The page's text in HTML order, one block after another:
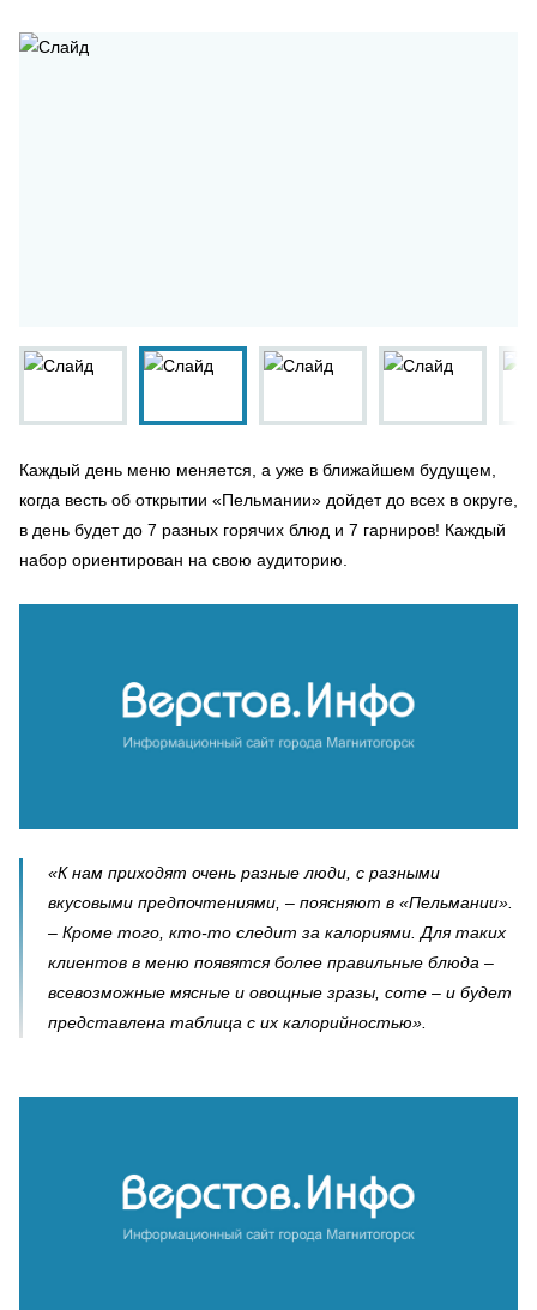
Каждый день меню меняется, а уже в ближайшем будущем,
когда весть об открытии «Пельмании» дойдет до всех в округе,
в день будет до 7 разных горячих блюд и 7 гарниров! Каждый
набор ориентирован на свою аудиторию.
«К нам приходят очень разные люди, с разными
вкусовыми предпочтениями, – поясняют в «Пельмании».
– Кроме того, кто-то следит за калориями. Для таких
клиентов в меню появятся более правильные блюда –
всевозможные мясные и овощные зразы, соте – и будет
представлена таблица с их калорийностью».